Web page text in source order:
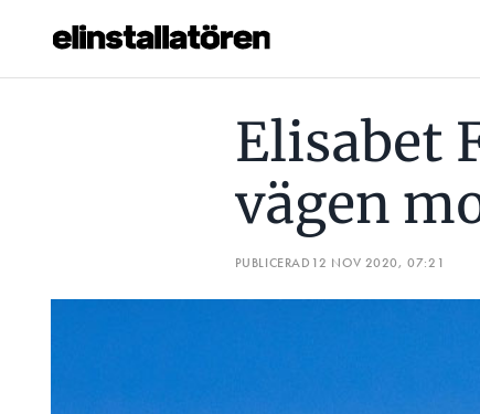
Hantera prenumeration
Elisabet
vägen
PUBLICERAD 12 NOV 2020, 07:21
ELISABET FALEMO VISAR VÄGEN MOT ELVÄGAR SÅ